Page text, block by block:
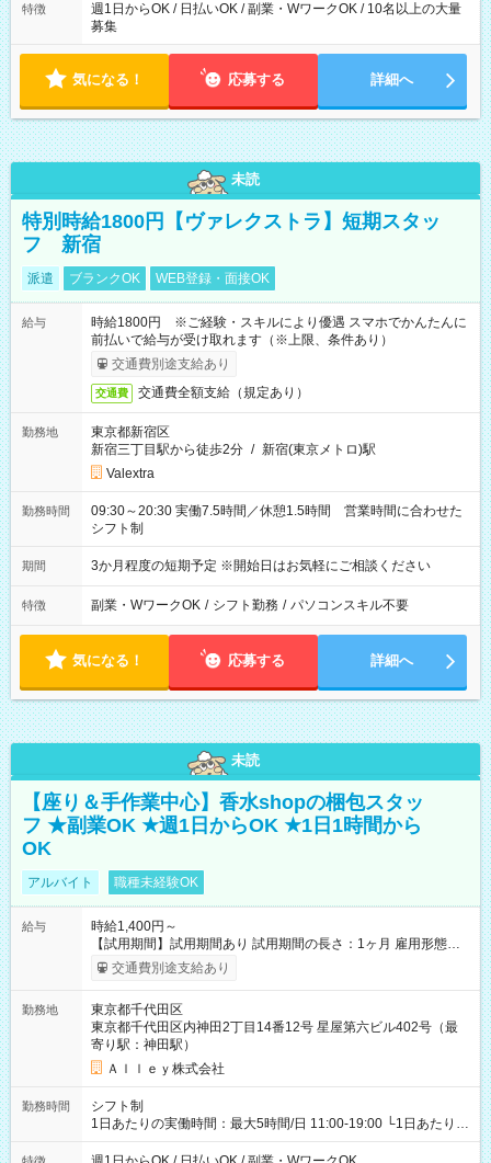
特徴
週1日からOK / 日払いOK / 副業・WワークOK / 10名以上の大量
募集
気になる！ 応募する 詳細へ
未読
特別時給1800円【ヴァレクストラ】短期スタッ
フ 新宿
派遣 ブランクOK WEB登録・面接OK
給与
時給1800円 ※ご経験・スキルにより優遇 スマホでかんたんに
前払いで給与が受け取れます（※上限、条件あり）
交通費別途支給あり
交通費 交通費全額支給（規定あり）
勤務地
東京都新宿区
新宿三丁目駅から徒歩2分 / 新宿(東京メトロ)駅
Valextra
勤務時間
09:30～20:30 実働7.5時間／休憩1.5時間 営業時間に合わせた
シフト制
期間 3か月程度の短期予定 ※開始日はお気軽にご相談ください
特徴 副業・WワークOK / シフト勤務 / パソコンスキル不要
気になる！ 応募する 詳細へ
未読
【座り＆手作業中心】香水shopの梱包スタッ
フ ★副業OK ★週1日からOK ★1日1時間から
OK
アルバイト 職種未経験OK
給与
時給1,400円～
【試用期間】試用期間あり 試用期間の長さ：1ヶ月 雇用形態、
給与は本採用時と同じです。
交通費別途支給あり
勤務地
東京都千代田区
東京都千代田区内神田2丁目14番12号 星屋第六ビル402号（最
寄り駅：神田駅）
Ａｌｌｅｙ株式会社
勤務時間
シフト制
1日あたりの実働時間：最大5時間/日 11:00-19:00 └1日あたりの
実働時間：1-5時間 └上記の時間帯内であれば、いつでも勤務可
能！ └平日・土曜日の中で、お好きな曜日でご勤務いただけま